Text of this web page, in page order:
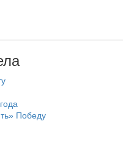
Победу